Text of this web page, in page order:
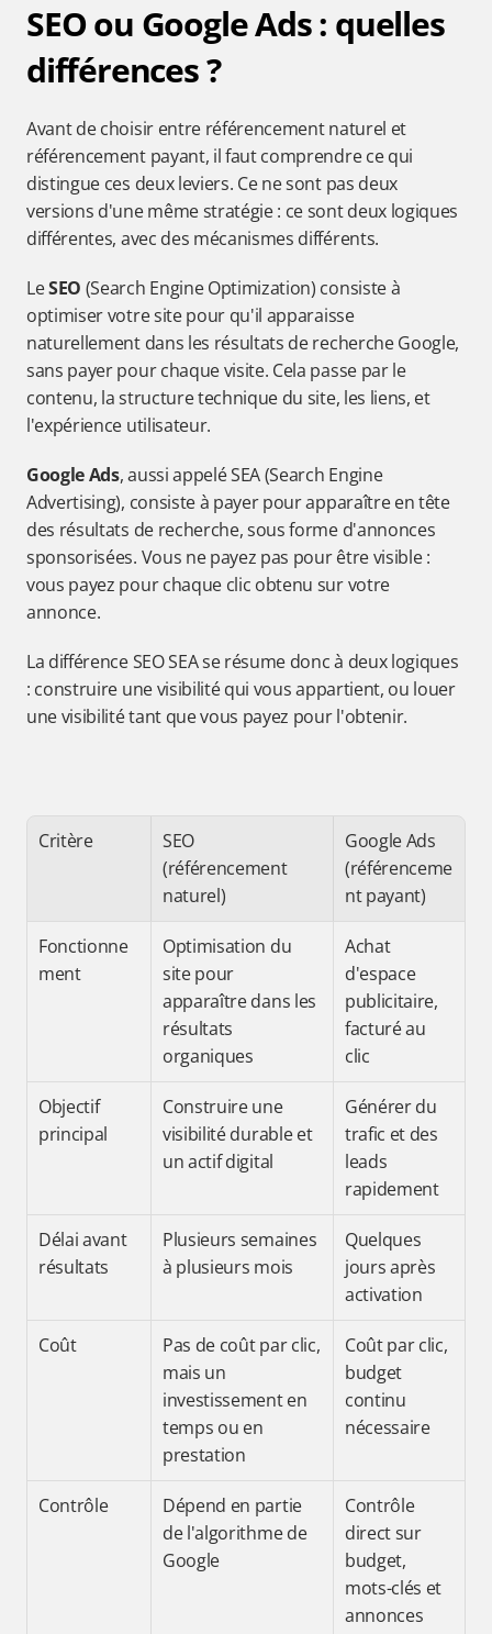
SEO ou Google Ads : quelles
différences ?
Avant de choisir entre référencement naturel et
référencement payant, il faut comprendre ce qui
distingue ces deux leviers. Ce ne sont pas deux
versions d'une même stratégie : ce sont deux logiques
différentes, avec des mécanismes différents.
Le SEO (Search Engine Optimization) consiste à
optimiser votre site pour qu'il apparaisse
naturellement dans les résultats de recherche Google,
sans payer pour chaque visite. Cela passe par le
contenu, la structure technique du site, les liens, et
l'expérience utilisateur.
Google Ads, aussi appelé SEA (Search Engine
Advertising), consiste à payer pour apparaître en tête
des résultats de recherche, sous forme d'annonces
sponsorisées. Vous ne payez pas pour être visible :
vous payez pour chaque clic obtenu sur votre
annonce.
La différence SEO SEA se résume donc à deux logiques
: construire une visibilité qui vous appartient, ou louer
une visibilité tant que vous payez pour l'obtenir.
Critère
SEO
(référencement
naturel)
Google Ads
(référenceme
nt payant)
Fonctionne
ment
Optimisation du
site pour
apparaître dans les
résultats
organiques
Achat
d'espace
publicitaire,
facturé au
clic
Objectif
principal
Construire une
visibilité durable et
un actif digital
Générer du
trafic et des
leads
rapidement
Délai avant
résultats
Plusieurs semaines
à plusieurs mois
Quelques
jours après
activation
Coût
Pas de coût par clic,
mais un
investissement en
temps ou en
prestation
Coût par clic,
budget
continu
nécessaire
Contrôle
Dépend en partie
de l'algorithme de
Google
Contrôle
direct sur
budget,
mots-clés et
annonces